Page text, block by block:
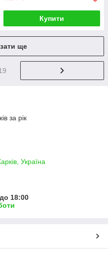
Купити
ще
за рік
Україна
18:00